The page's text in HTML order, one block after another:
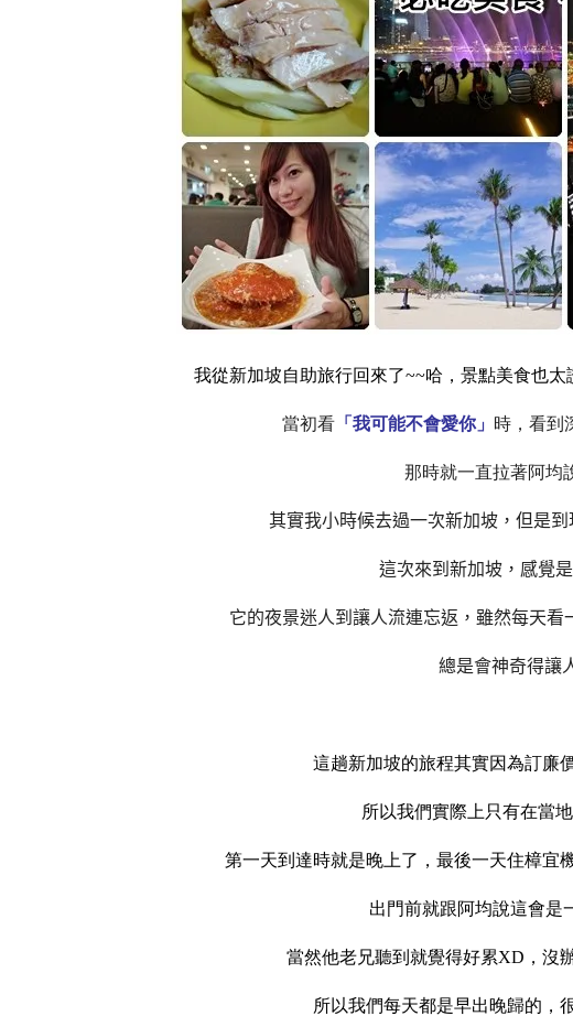
我從新加坡自助旅行回來了~~哈，景點美食也
當初看 「我可能不會愛你」 時，看到
那時就一直拉著阿均
其實我小時候去過一次新加坡，但是
這次來到新加坡，感覺
它的夜景迷人到讓人流連忘返，雖然每天
總是會神奇得讓
這趟新加坡的旅程其實因為訂廉
所以我們實際上只有在當
第一天到達時就是晚上了，最後一天住樟宜
出門前就跟阿均說這會是
當然他老兄聽到就覺得好累XD，沒
所以我們每天都是早出晚歸的，